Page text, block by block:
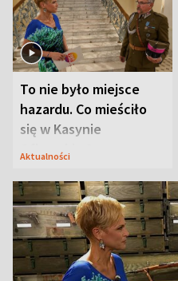
To nie było miejsce
hazardu. Co mieściło
się w Kasynie
Oficerskim?
Aktualności